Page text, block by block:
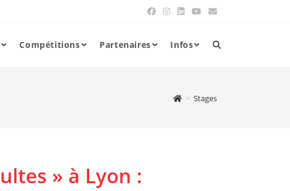
Compétitions Partenaires Infos
> Stages
» à Lyon :